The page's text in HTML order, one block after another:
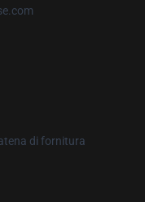
di fornitura